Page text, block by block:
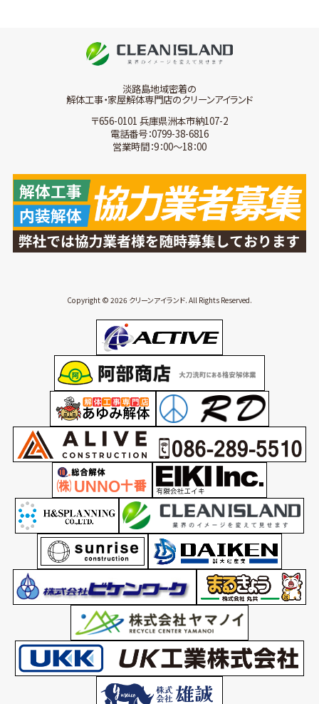
淡路島地域密着の
解体工事・家屋解体専門店のクリーンアイランド
〒656-0101 兵庫県洲本市納107-2
電話番号：0799-38-6816
営業時間：9：00～18：00
Copyright © 2026 クリーンアイランド. All Rights Reserved.